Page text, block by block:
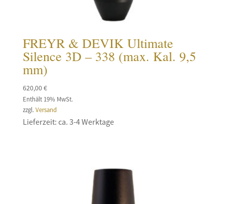
FREYR & DEVIK Ultimate
Silence 3D – 338 (max. Kal. 9,5
mm)
620,00€
Enthält 19% MwSt.
zzgl. Versand
Lieferzeit: ca. 3-4 Werktage